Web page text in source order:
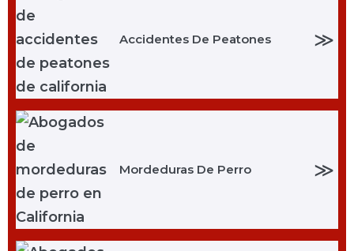
Accidentes De Peatones ≫
Mordeduras De Perro ≫